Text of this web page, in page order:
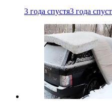
3 года спустя3 года